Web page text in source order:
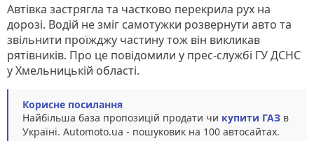
Автівка застрягла та частково перекрила рух на
дорозі. Водій не зміг самотужки розвернути авто та
звільнити проїжджу частину тож він викликав
рятівників. Про це повідомили у прес-службі ГУ ДСНС
у Хмельницькій області.
Корисне посилання
Найбільша база пропозицій продати чи купити ГАЗ в
Україні. Аutomoto.ua - пошуковик на 100 автосайтах.